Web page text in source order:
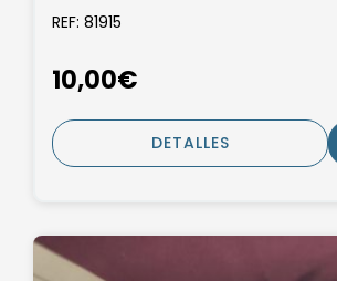
REF: 81915
10,00€
DETALLES